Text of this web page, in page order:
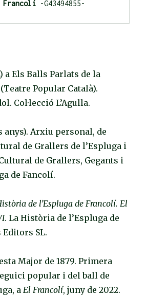
Francolí -G43494855-
a Els Balls Parlats de la
Popular Català).
Col·lecció L’Agulla.
anys). Arxiu personal, de
de Grallers de l’Espluga i
de Grallers, Gegants i
de Fancolí.
de l’Espluga de Francolí. El
. La Història de l’Espluga de
SL.
Major de 1879. Primera
popular i del ball de
aEl Francolí, juny de 2022.